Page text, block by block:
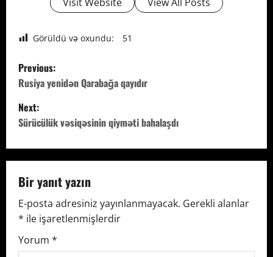
Görüldü və oxundu: 51
P
o
s
n
a
v
i
Previous:
Rusiya yenidən Qarabağa qayıdır
Next:
Sürücülük vəsiqəsinin qiyməti bahalaşdı
Bir yanıt yazın
E-posta adresiniz yayınlanmayacak. Gerekli alanlar
* ile işaretlenmişlerdir
Yorum *